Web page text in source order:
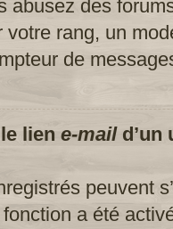
abusez des
votre rang, un
de
lien e-maild’un
peuvent
a été